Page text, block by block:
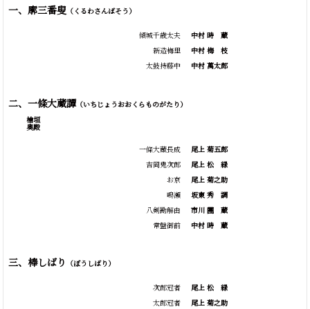
一、廓三番叟 （くるわさんばそう）
傾城千歳太夫
新造梅里
太鼓持藤中
中村 時
蔵
中村 梅
枝
中村 萬太郎
二、一條大蔵譚（いちじょうおおくらものがたり）
檜垣
奥殿
一條大蔵長成
吉岡鬼次郎
お京
鳴瀬
八剣勘解由
常盤御前
尾上 菊五郎
尾上 松
緑
尾上 菊之助
坂東 秀
調
市川 團
蔵
中村 時 蔵
三、棒しばり （ぼうしばり）
次郎冠者
太郎冠者
尾上 松
緑
尾上 菊之助